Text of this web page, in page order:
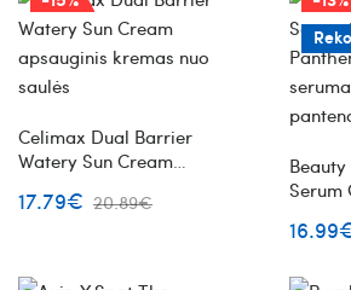
Celimax Dual Barrier
Watery Sun Cream
saulės
17.79€ 20.89€
Serum